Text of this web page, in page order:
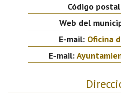
Código
Web del
E-mail: Oficina
E-mail: